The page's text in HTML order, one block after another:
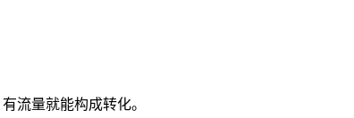
流量就能构成转化。